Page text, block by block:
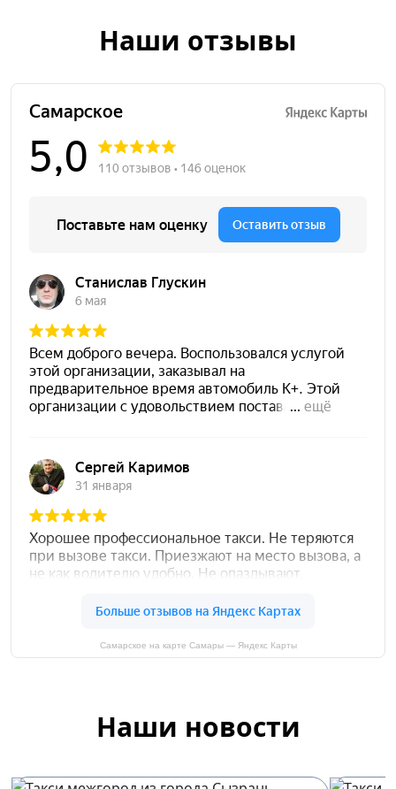
Наши отзывы
Самарское на карте Самары — Яндекс Карты
Наши новости